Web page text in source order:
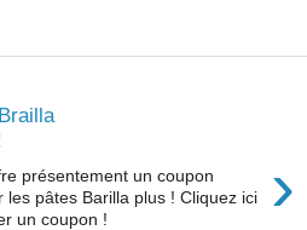
›
présentement un coupon
les pâtes Barilla plus ! Cliquez ici
un coupon !